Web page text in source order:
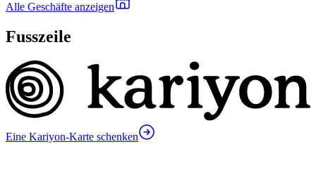
Alle Geschäfte anzeigen
Fusszeile
Eine Kariyon-Karte schenken